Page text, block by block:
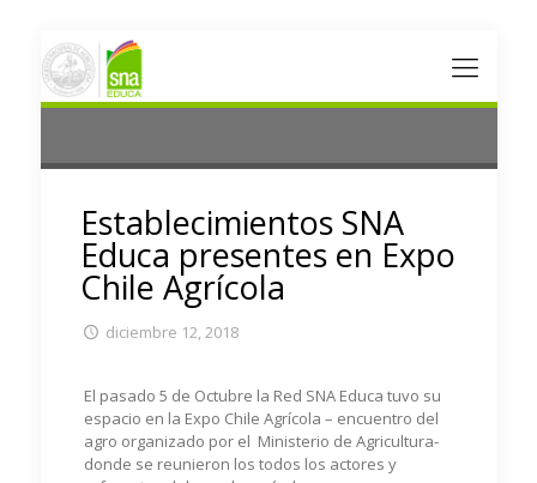
Establecimientos SNA
Educa presentes en Expo
Chile Agrícola
diciembre 12, 2018
El pasado 5 de Octubre la Red SNA Educa tuvo su
espacio en la Expo Chile Agrícola – encuentro del
agro organizado por el Ministerio de Agricultura-
donde se reunieron los todos los actores y